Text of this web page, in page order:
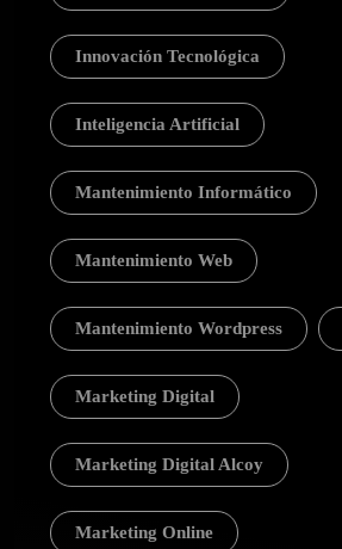
Innovación Tecnológica
Inteligencia Artificial
Mantenimiento Informático
Mantenimiento Web
Mantenimiento Wordpress
Marketing Digital
Marketing Digital Alcoy
Marketing Online